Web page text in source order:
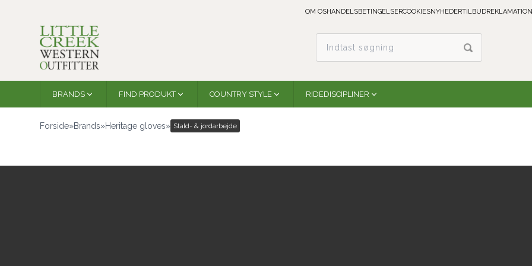
OM OSHANDELSBETINGELSERCOOKIESNYHEDERTILBUD
BRANDS FIND PRODUKT COUNTRY STYLE RIDEDISCIPLINER
Forside»Brands»Heritage gloves» Stald- & jordarbejde